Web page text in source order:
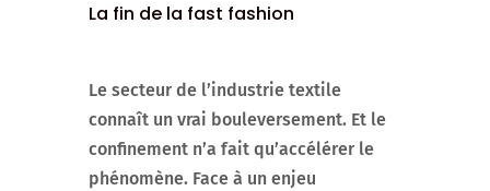
La fin de la fast fashion
Le secteur de l’industrie textile
connaît un vrai bouleversement. Et le
confinement n’a fait qu’accélérer le
phénomène. Face à un enjeu